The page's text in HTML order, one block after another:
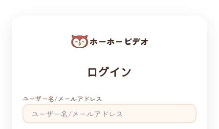
ホーホービデオ
ログイン
ユーザー名/メールアドレス